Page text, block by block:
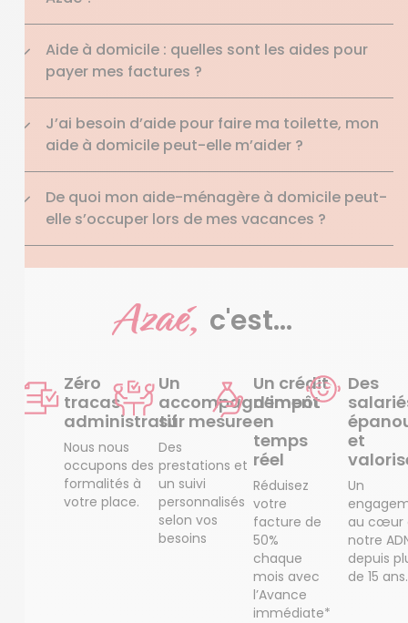
Aide à domicile : quelles sont les aides pour
payer mes factures ?
J’ai besoin d’aide pour faire ma toilette, mon
aide à domicile peut-elle m’aider ?
De quoi mon aide-ménagère à domicile peut-
elle s’occuper lors de mes vacances ?
Azaé, c'est...
Zéro
tracas
administratif
Nous nous
occupons des
formalités à
votre place.
Un
accompagnement
sur mesure
Des
prestations et
un suivi
personnalisés
selon vos
besoins
Un crédit
d’impôt
en
temps
réel
Réduisez
votre
facture de
50%
chaque
mois avec
l’Avance
immédiate*
Des
et
Un
au cœur
notre
depuis
de 15 ans.